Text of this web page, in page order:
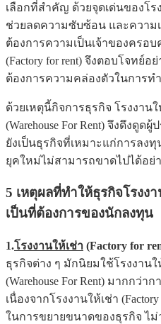
เลือกที่สำคัญ ด้วยจุดเด่นของโรง
ช่วยลดความซับซ้อน และความ
ต้องการความเป็นเจ้าของครอ
(Factory for rent) จึงตอบโจทย์
ต้องการความคล่องตัวในการท
ด้วยเหตุนี้กิจการธุรกิจ โรงงาน
(Warehouse For Rent) จึงดึงดูด
ยังเป็นธุรกิจที่เหมาะแก่การลง
ยุคใหม่ไม่สามารถขาดไปได้อย่
5 เหตุผลที่ทำให้ธุรกิจโรงง
เป็นที่ต้องการของนักลงทุน
1.โรงงานให้เช่า (Factory for
ธุรกิจต่าง ๆ มักนิยมใช้โรงงาน
(Warehouse For Rent) มากกว่า
เนื่องจากโรงงานให้เช่า
ในการขยายขนาดของธุรกิจ ไ